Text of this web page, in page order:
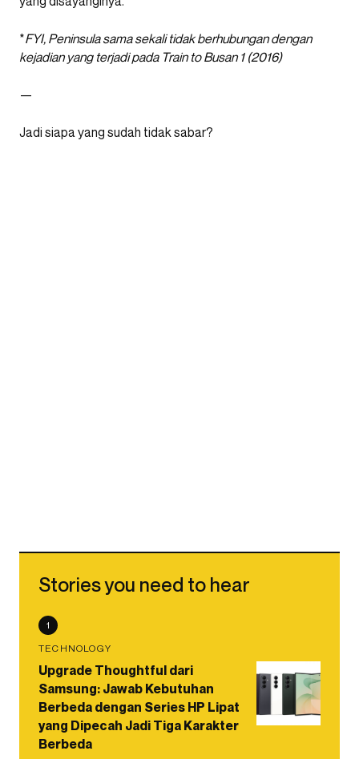
*FYI, Peninsula sama sekali tidak berhubungan dengan
kejadian yang terjadi pada Train to Busan 1 (2016)
—
Jadi siapa yang sudah tidak sabar?
Stories you need to hear
1
TECHNOLOGY
Upgrade Thoughtful dari
Samsung: Jawab Kebutuhan
Berbeda dengan Series HP Lipat
yang Dipecah Jadi Tiga Karakter
Berbeda